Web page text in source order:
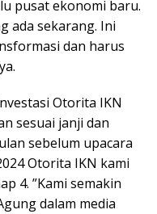
pusat ekonomi baru.
ada sekarang. Ini
dan harus
Otorita IKN
sesuai janji dan
sebelum upacara
Otorita IKN kami
4. ”Kami semakin
dalam media